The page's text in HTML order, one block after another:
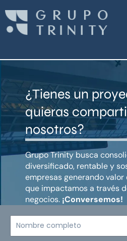
contenido
¿Tienes un
quieras
nosotros?
Grupo Trinity busca
diversificado, rentable y
empresas generando
que impactamos a través
negocios. ¡Conversemos!